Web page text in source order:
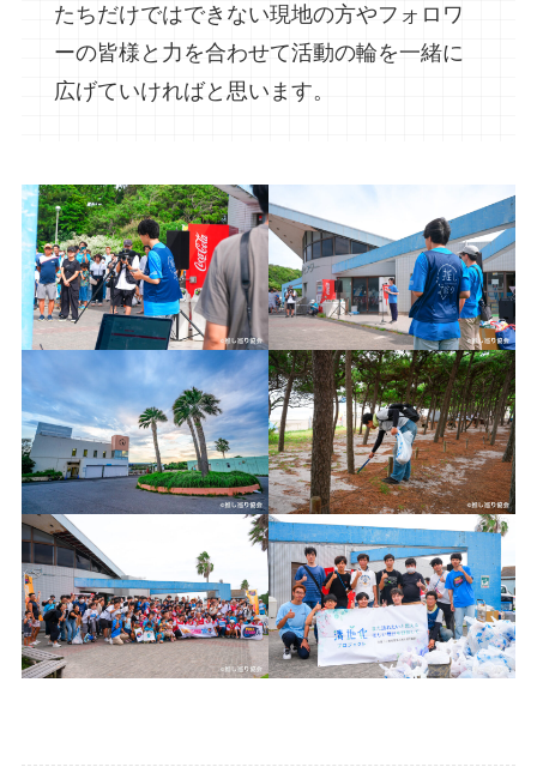
たちだけではできない現地の方やフォロワ
ーの皆様と力を合わせて活動の輪を一緒に
広げていければと思います。